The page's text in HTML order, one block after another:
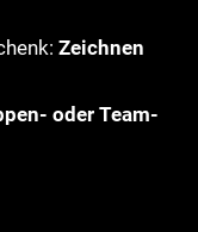
Zeichnen
oder Team-